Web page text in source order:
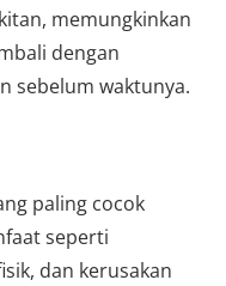
memungkinkan
dengan
sebelum waktunya.
paling cocok
seperti
dan kerusakan